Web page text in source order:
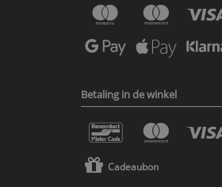
Betaling in de winkel
Cadeaubon